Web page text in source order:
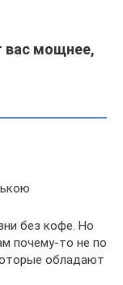
вас мощнее,
без кофе. Но
почему-то не по
обладают